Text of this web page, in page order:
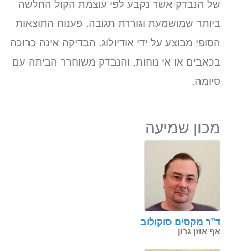
של הנבדק אשר נקבע לפי עוצמת הקול החלשה
ביותר שמושמעת וגוררת תגובה. פענוח התוצאות
הסופי מבוצע על ידי אודיולוג. הבדיקה אינה כרוכה
בכאבים או אי נוחות, והנבדק משוחרר הביתה עם
סיומה.
מכון שמיעה
ד”ר מקסים סוקולוב
אף אוזן גרון